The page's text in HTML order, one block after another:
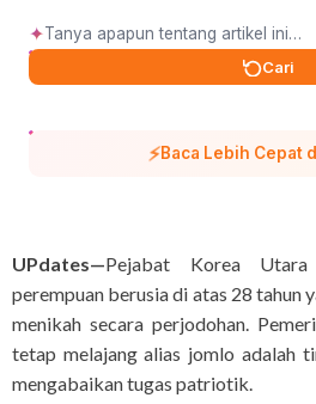
✦
Cari
⚡Baca Lebih Cepat
UPdates—Pejabat Korea
perempuan berusia di atas 28 tahun
menikah secara perjodohan.
tetap melajang alias jomlo adalah
mengabaikan tugas patriotik.